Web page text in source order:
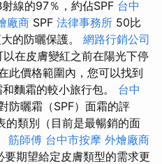
線的97％，約佔SPF 台中
廠商 SPF 法律事務所 50比
的防曬保護。 網路行銷公司
在皮膚變紅之前在陽光下停
此價格範圍內，您可以找到
麵霜的較小旅行包。 台中
防曬霜（SPF）面霜的評
的類別（目前是最暢銷的面
筋師傅 台中市按摩 外燴廠商
期望給定皮膚類型的需求更